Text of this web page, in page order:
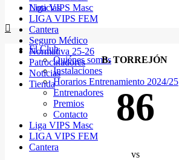
Noticias
El Club
Quiénes somos
Instalaciones
Horarios Entrenamiento 2024/25
Entrenadores
Premios
Contacto
Liga VIPS Masc
LIGA VIPS FEM
Cantera
Liga VIPS Masc
LIGA VIPS FEM
Cantera
Seguro Médico
Normativa 25-26
Patrocinadores
Noticias
Tienda
B. TORREJÓN
86
vs